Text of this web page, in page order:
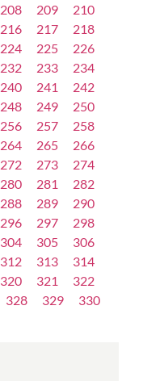
208 209
210
216 217
218
224 225
226
232 233
234
240 241
242
248 249
250
256 257
258
264 265
266
272 273
274
280 281
282
288 289
290
296 297
298
304 305
306
312 313
314
320 321
322
328 329 330